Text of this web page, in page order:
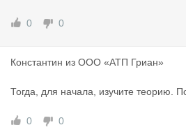
0 0
Константин из ООО «АТП Гриан»
Тогда, для начала, изучите теорию.
0 0